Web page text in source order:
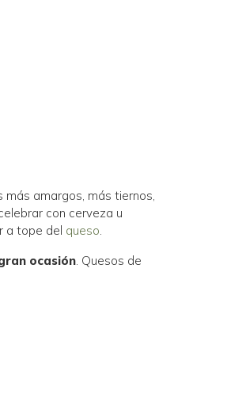
más amargos, más tiernos,
con cerveza u
a tope del queso.
ocasión. Quesos de